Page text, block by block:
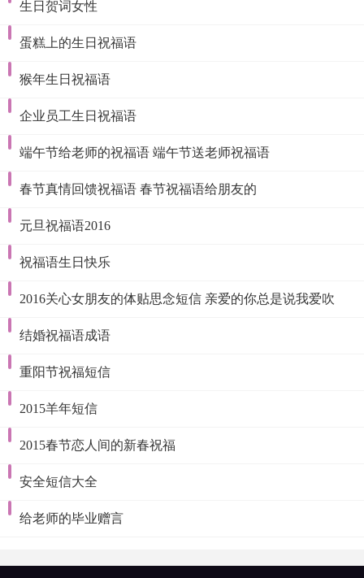
生日贺词女性
蛋糕上的生日祝福语
猴年生日祝福语
企业员工生日祝福语
端午节给老师的祝福语 端午节送老师祝福语
春节真情回馈祝福语 春节祝福语给朋友的
元旦祝福语2016
祝福语生日快乐
2016关心女朋友的体贴思念短信 亲爱的你总是说我爱吹
结婚祝福语成语
重阳节祝福短信
2015羊年短信
2015春节恋人间的新春祝福
安全短信大全
给老师的毕业赠言